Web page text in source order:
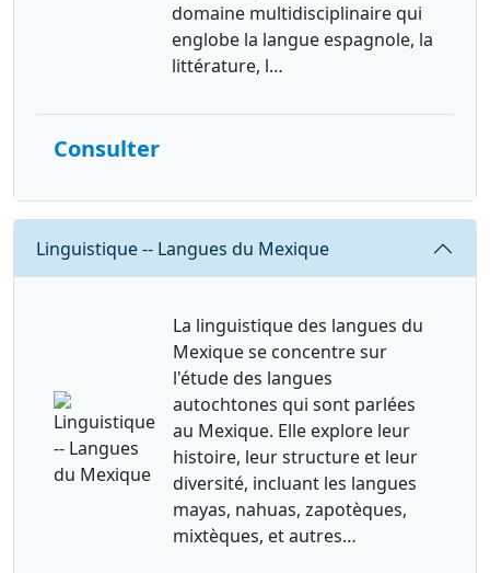
domaine multidisciplinaire qui
englobe la langue espagnole, la
littérature, l…
Consulter
Requête
Linguistique -- Langues du Mexique
La linguistique des langues du
Mexique se concentre sur
l'étude des langues
autochtones qui sont parlées
au Mexique. Elle explore leur
histoire, leur structure et leur
diversité, incluant les langues
mayas, nahuas, zapotèques,
mixtèques, et autres…